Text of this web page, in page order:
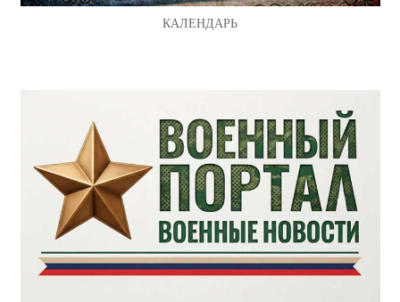
КАЛЕНДАРЬ